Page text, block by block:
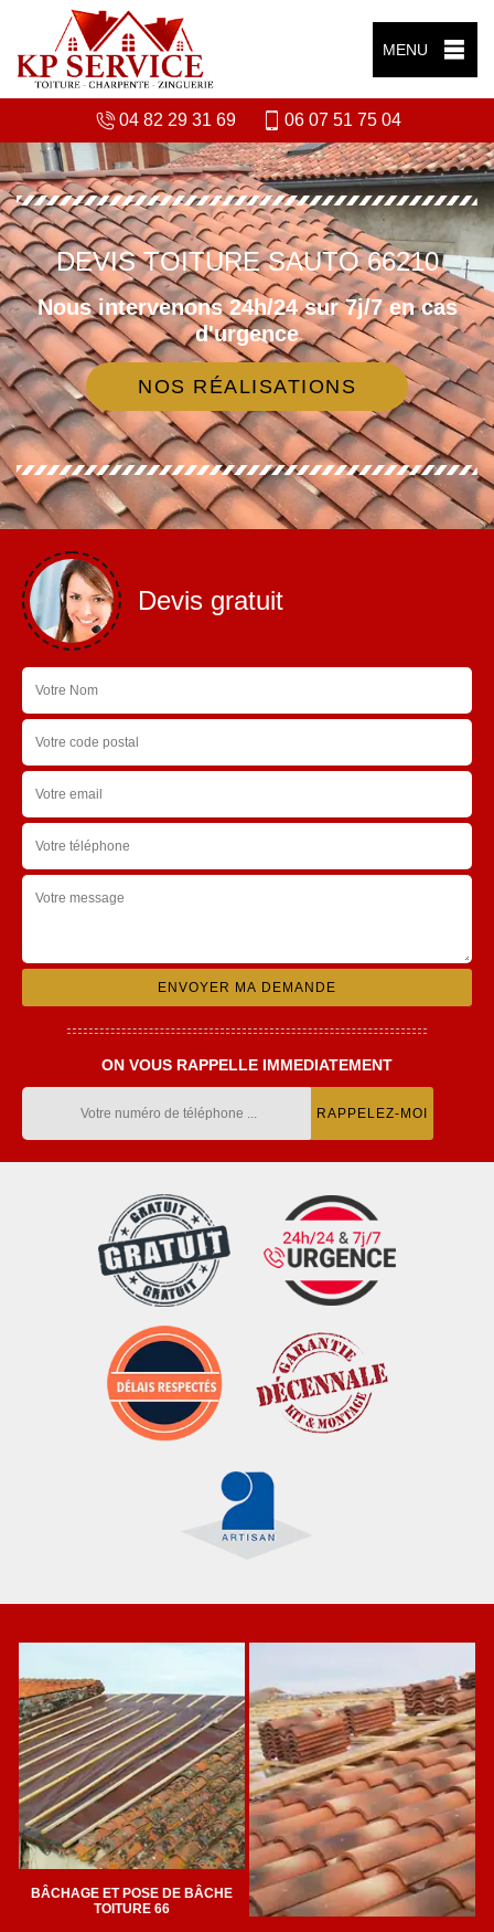
MENU
04 82 29 31 69 06 07 51 75 04
DEVIS TOITURE SAUTO 66210
Nous intervenons 24h/24 sur 7j/7 en cas
d'urgence
NOS RÉALISATIONS
Devis gratuit
ON VOUS RAPPELLE IMMEDIATEMENT
BÂCHAGE ET POSE DE BÂCHE
TOITURE 66